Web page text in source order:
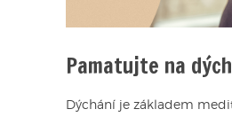
Pamatujte na
Dýchání je základem